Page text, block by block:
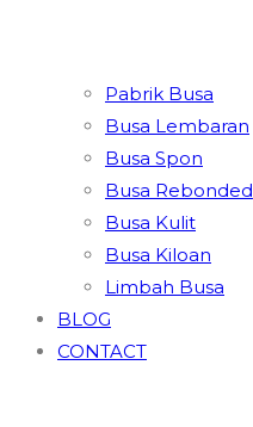
Pabrik Busa
Busa Lembaran
Busa Spon
Busa Rebonded
Busa Kulit
Busa Kiloan
Limbah Busa
BLOG
CONTACT